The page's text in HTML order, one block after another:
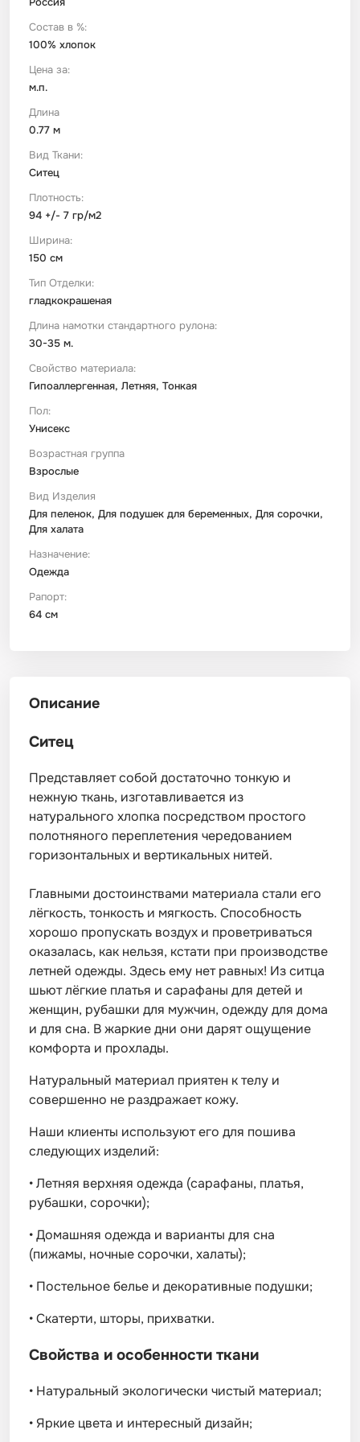
Состав в %:
100% хлопок
Цена за:
м.п.
Длина
0.77 м
Вид Ткани:
Ситец
Плотность:
94 +/- 7 гр/м2
Ширина:
150 см
Тип Отделки:
гладкокрашеная
Длина намотки стандартного рулона:
30-35 м.
Свойство материала:
Гипоаллергенная, Летняя, Тонкая
Пол:
Унисекс
Возрастная группа
Взрослые
Вид Изделия
Для пеленок, Для подушек для беременных, Для сорочки,
Для халата
Назначение:
Одежда
Рапорт:
64 см
Описание
Ситец
Представляет собой достаточно тонкую и
нежную ткань, изготавливается из
натурального хлопка посредством простого
полотняного переплетения чередованием
горизонтальных и вертикальных нитей.
Главными достоинствами материала стали его
лёгкость, тонкость и мягкость. Способность
хорошо пропускать воздух и проветриваться
оказалась, как нельзя, кстати при производстве
летней одежды. Здесь ему нет равных! Из ситца
шьют лёгкие платья и сарафаны для детей и
женщин, рубашки для мужчин, одежду для дома
и для сна. В жаркие дни они дарят ощущение
комфорта и прохлады.
Натуральный материал приятен к телу и
совершенно не раздражает кожу.
Наши клиенты используют его для пошива
следующих изделий:
•Летняя верхняя одежда (сарафаны, платья,
рубашки, сорочки);
•Домашняя одежда и варианты для сна
(пижамы, ночные сорочки, халаты);
• Постельное белье и декоративные подушки;
•Скатерти, шторы, прихватки.
Свойства и особенности ткани
• Натуральный экологически чистый материал;
• Яркие цвета и интересный дизайн;
Футер
Шелк Армани
Штапель
Имитации материалов